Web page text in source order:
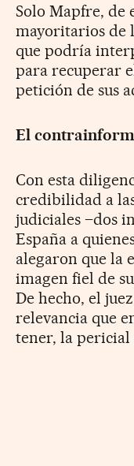
Solo Mapfre, de
mayoritarios de
que podría
para recuperar
petición de sus
El
Con esta
credibilidad a
judiciales –dos
España a
alegaron que la
imagen fiel de
De hecho, el
relevancia que
tener, la pericial